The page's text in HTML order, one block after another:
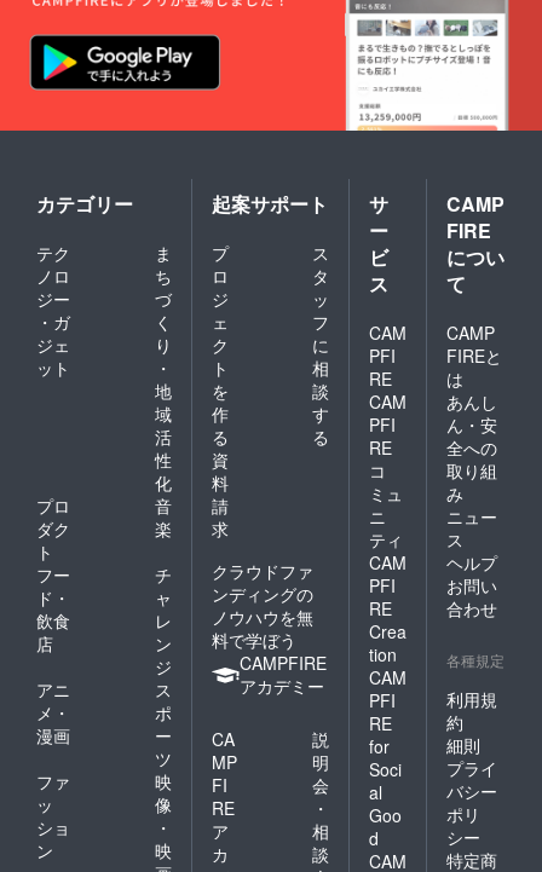
カテゴリー
テク
ノロ
ジー
・ガ
ジェ
ット
ま
ち
づ
く
り
・
地
域
活
性
化
プロ
ダク
ト
音
楽
フー
ド・
飲食
店
チ
ャ
レ
ン
ジ
アニ
メ・
漫画
ス
ポ
ー
ツ
ファ
ッ
ショ
ン
映
像
・
映
起案サポート
プ
ロ
ジ
ェ
ク
ト
を
作
る
ス
タ
ッ
フ
に
相
談
す
る
資
料
請
求
クラウドファ
ンディングの
ノウハウを無
料で学ぼう
CAMPFIRE
アカデミー
CA
MP
FI
RE
ア
カ
説
明
会
・
相
談
サ
ー
ビ
ス
CAM
PFI
RE
CAM
PFI
RE
コ
ミュ
ニ
ティ
CAM
PFI
RE
Crea
tion
CAM
PFI
RE
for
Soci
al
Goo
d
CAM
CAMP
FIRE
につい
て
CAMP
FIREと
は
あんし
ん・安
全への
取り組
み
ニュー
ス
ヘルプ
お問い
合わせ
各種規定
利用規
約
細則
プライ
バシー
ポリ
シー
特定商